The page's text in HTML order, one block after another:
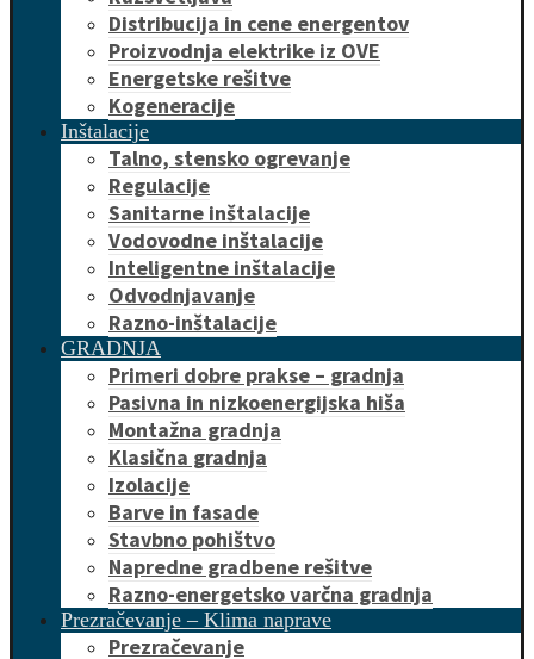
Distribucija in cene energentov
Proizvodnja elektrike iz OVE
Energetske rešitve
Kogeneracije
Inštalacije
Talno, stensko ogrevanje
Regulacije
Sanitarne inštalacije
Vodovodne inštalacije
Inteligentne inštalacije
Odvodnjavanje
Razno-inštalacije
GRADNJA
Primeri dobre prakse – gradnja
Pasivna in nizkoenergijska hiša
Montažna gradnja
Klasična gradnja
Izolacije
Barve in fasade
Stavbno pohištvo
Napredne gradbene rešitve
Razno-energetsko varčna gradnja
Prezračevanje – Klima naprave
Prezračevanje